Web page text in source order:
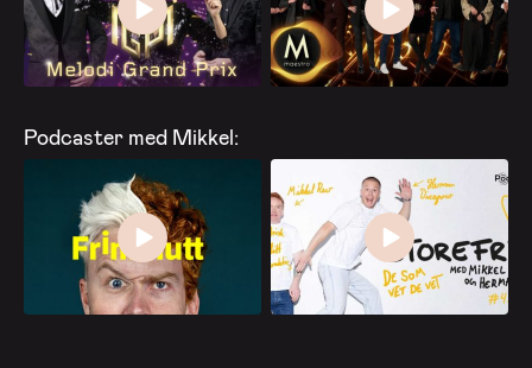
Podcaster med Mikkel: